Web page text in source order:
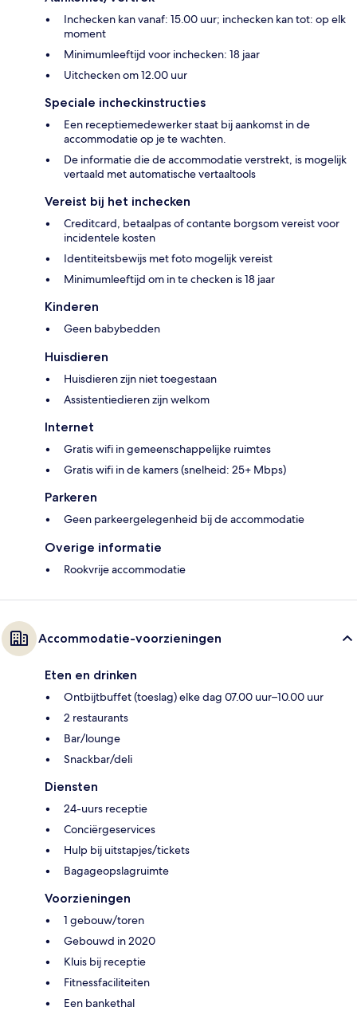
Inchecken kan vanaf: 15.00 uur; inchecken kan tot: op elk
moment
Minimumleeftijd voor inchecken: 18 jaar
Uitchecken om 12.00 uur
Speciale incheckinstructies
Een receptiemedewerker staat bij aankomst in de
accommodatie op je te wachten.
De informatie die de accommodatie verstrekt, is mogelijk
vertaald met automatische vertaaltools
Vereist bij het inchecken
Creditcard, betaalpas of contante borgsom vereist voor
incidentele kosten
Identiteitsbewijs met foto mogelijk vereist
Minimumleeftijd om in te checken is 18 jaar
Kinderen
Geen babybedden
Huisdieren
Huisdieren zijn niet toegestaan
Assistentiedieren zijn welkom
Internet
Gratis wifi in gemeenschappelijke ruimtes
Gratis wifi in de kamers (snelheid: 25+ Mbps)
Parkeren
Geen parkeergelegenheid bij de accommodatie
Overige informatie
Rookvrije accommodatie
Accommodatie-voorzieningen
Eten en drinken
Ontbijtbuffet (toeslag) elke dag 07.00 uur–10.00 uur
2 restaurants
Bar/lounge
Snackbar/deli
Diensten
24-uurs receptie
Conciërgeservices
Hulp bij uitstapjes/tickets
Bagageopslagruimte
Voorzieningen
1 gebouw/toren
Gebouwd in 2020
Kluis bij receptie
Fitnessfaciliteiten
Een bankethal